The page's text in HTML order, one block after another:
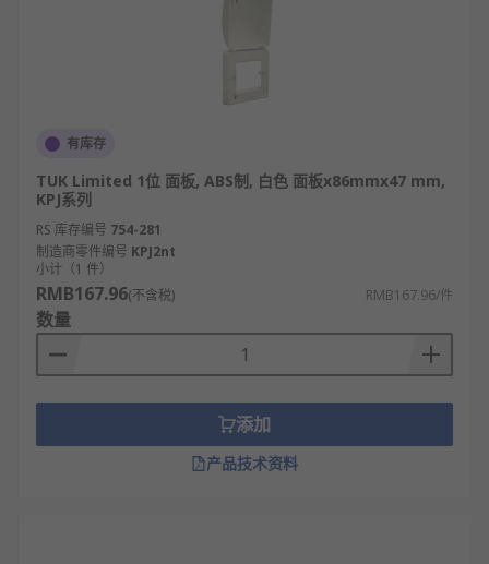
有库存
TUK Limited 1位 面板, ABS制, 白色 面板x86mmx47 mm,
KPJ系列
RS 库存编号 754-281
制造商零件编号 KPJ2nt
小计（1 件）
RMB167.96(不含税) RMB167.96/件
数量
添加
产品技术资料